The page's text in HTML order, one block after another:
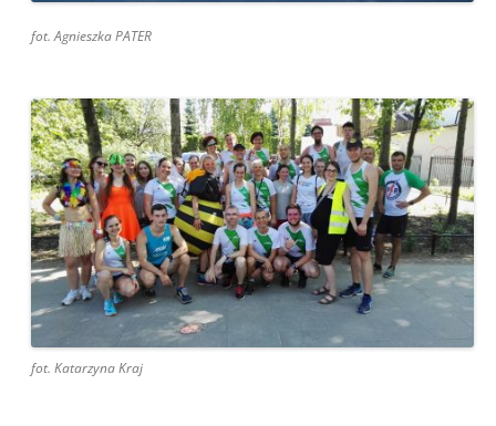
fot. Agnieszka PATER
fot. Katarzyna Kraj